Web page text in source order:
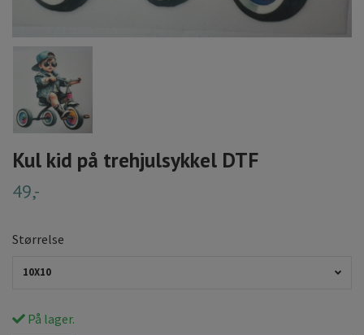
Kul kid på trehjulsykkel DTF
49,-
Størrelse
10X10
På lager.